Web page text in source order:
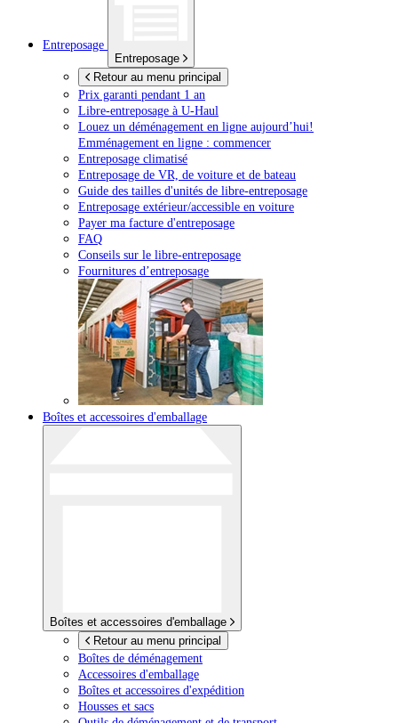
Entreposage
Entreposage
Retour au menu principal
Prix garanti pendant 1 an
Libre-entreposage à U-Haul
Louez un déménagement en ligne aujourd’hui!
Emménagement en ligne : commencer
Entreposage climatisé
Entreposage de VR, de voiture et de bateau
Guide des tailles d'unités de libre-entreposage
Entreposage extérieur/accessible en voiture
Payer ma facture d'entreposage
FAQ
Conseils sur le libre-entreposage
Fournitures d’entreposage
Boîtes et accessoires d'emballage
Boîtes et accessoires d'emballage
Retour au menu principal
Boîtes de déménagement
Accessoires d'emballage
Boîtes et accessoires d'expédition
Housses et sacs